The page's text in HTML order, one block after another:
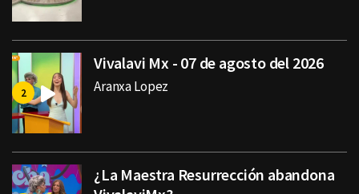
Vivalavi Mx - 07 de agosto del 2026
Aranxa Lopez
¿La Maestra Resurrección abandona